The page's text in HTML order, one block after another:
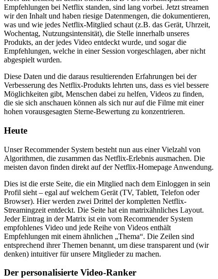
Empfehlungen bei Netflix standen, sind lang vorbei. Jetzt streamen
wir den Inhalt und haben riesige Datenmengen, die dokumentieren,
was und wie jedes Netflix-Mitglied schaut (z.B. das Gerät, Uhrzeit,
Wochentag, Nutzungsintensität), die Stelle innerhalb unseres
Produkts, an der jedes Video entdeckt wurde, und sogar die
Empfehlungen, welche in einer Session vorgeschlagen, aber nicht
abgespielt wurden.
Diese Daten und die daraus resultierenden Erfahrungen bei der
Verbesserung des Netflix-Produkts lehrten uns, dass es viel bessere
Möglichkeiten gibt, Menschen dabei zu helfen, Videos zu finden,
die sie sich anschauen können als sich nur auf die Filme mit einer
hohen vorausgesagten Sterne-Bewertung zu konzentrieren.
Heute
Unser Recommender System besteht nun aus einer Vielzahl von
Algorithmen, die zusammen das Netflix-Erlebnis ausmachen. Die
meisten davon finden direkt auf der Netflix-Homepage Anwendung.
Dies ist die erste Seite, die ein Mitglied nach dem Einloggen in sein
Profil sieht – egal auf welchem Gerät (TV, Tablett, Telefon oder
Browser). Hier werden zwei Drittel der kompletten Netflix-
Streamingzeit entdeckt. Die Seite hat ein matrixähnliches Layout.
Jeder Eintrag in der Matrix ist ein vom Recommender System
empfohlenes Video und jede Reihe von Videos enthält
Empfehlungen mit einem ähnlichen „Thema“. Die Zeilen sind
entsprechend ihrer Themen benannt, um diese transparent und (wir
denken) intuitiver für unsere Mitglieder zu machen.
Der personalisierte Video-Ranker